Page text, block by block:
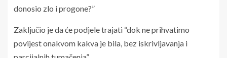
donosio zlo i progone?”
Zaključio je da će podjele trajati “dok ne prihvatimo
povijest onakvom kakva je bila, bez iskrivljavanja i